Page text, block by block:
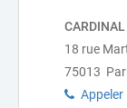
18 rue
75013
Appeler